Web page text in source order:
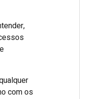
com os